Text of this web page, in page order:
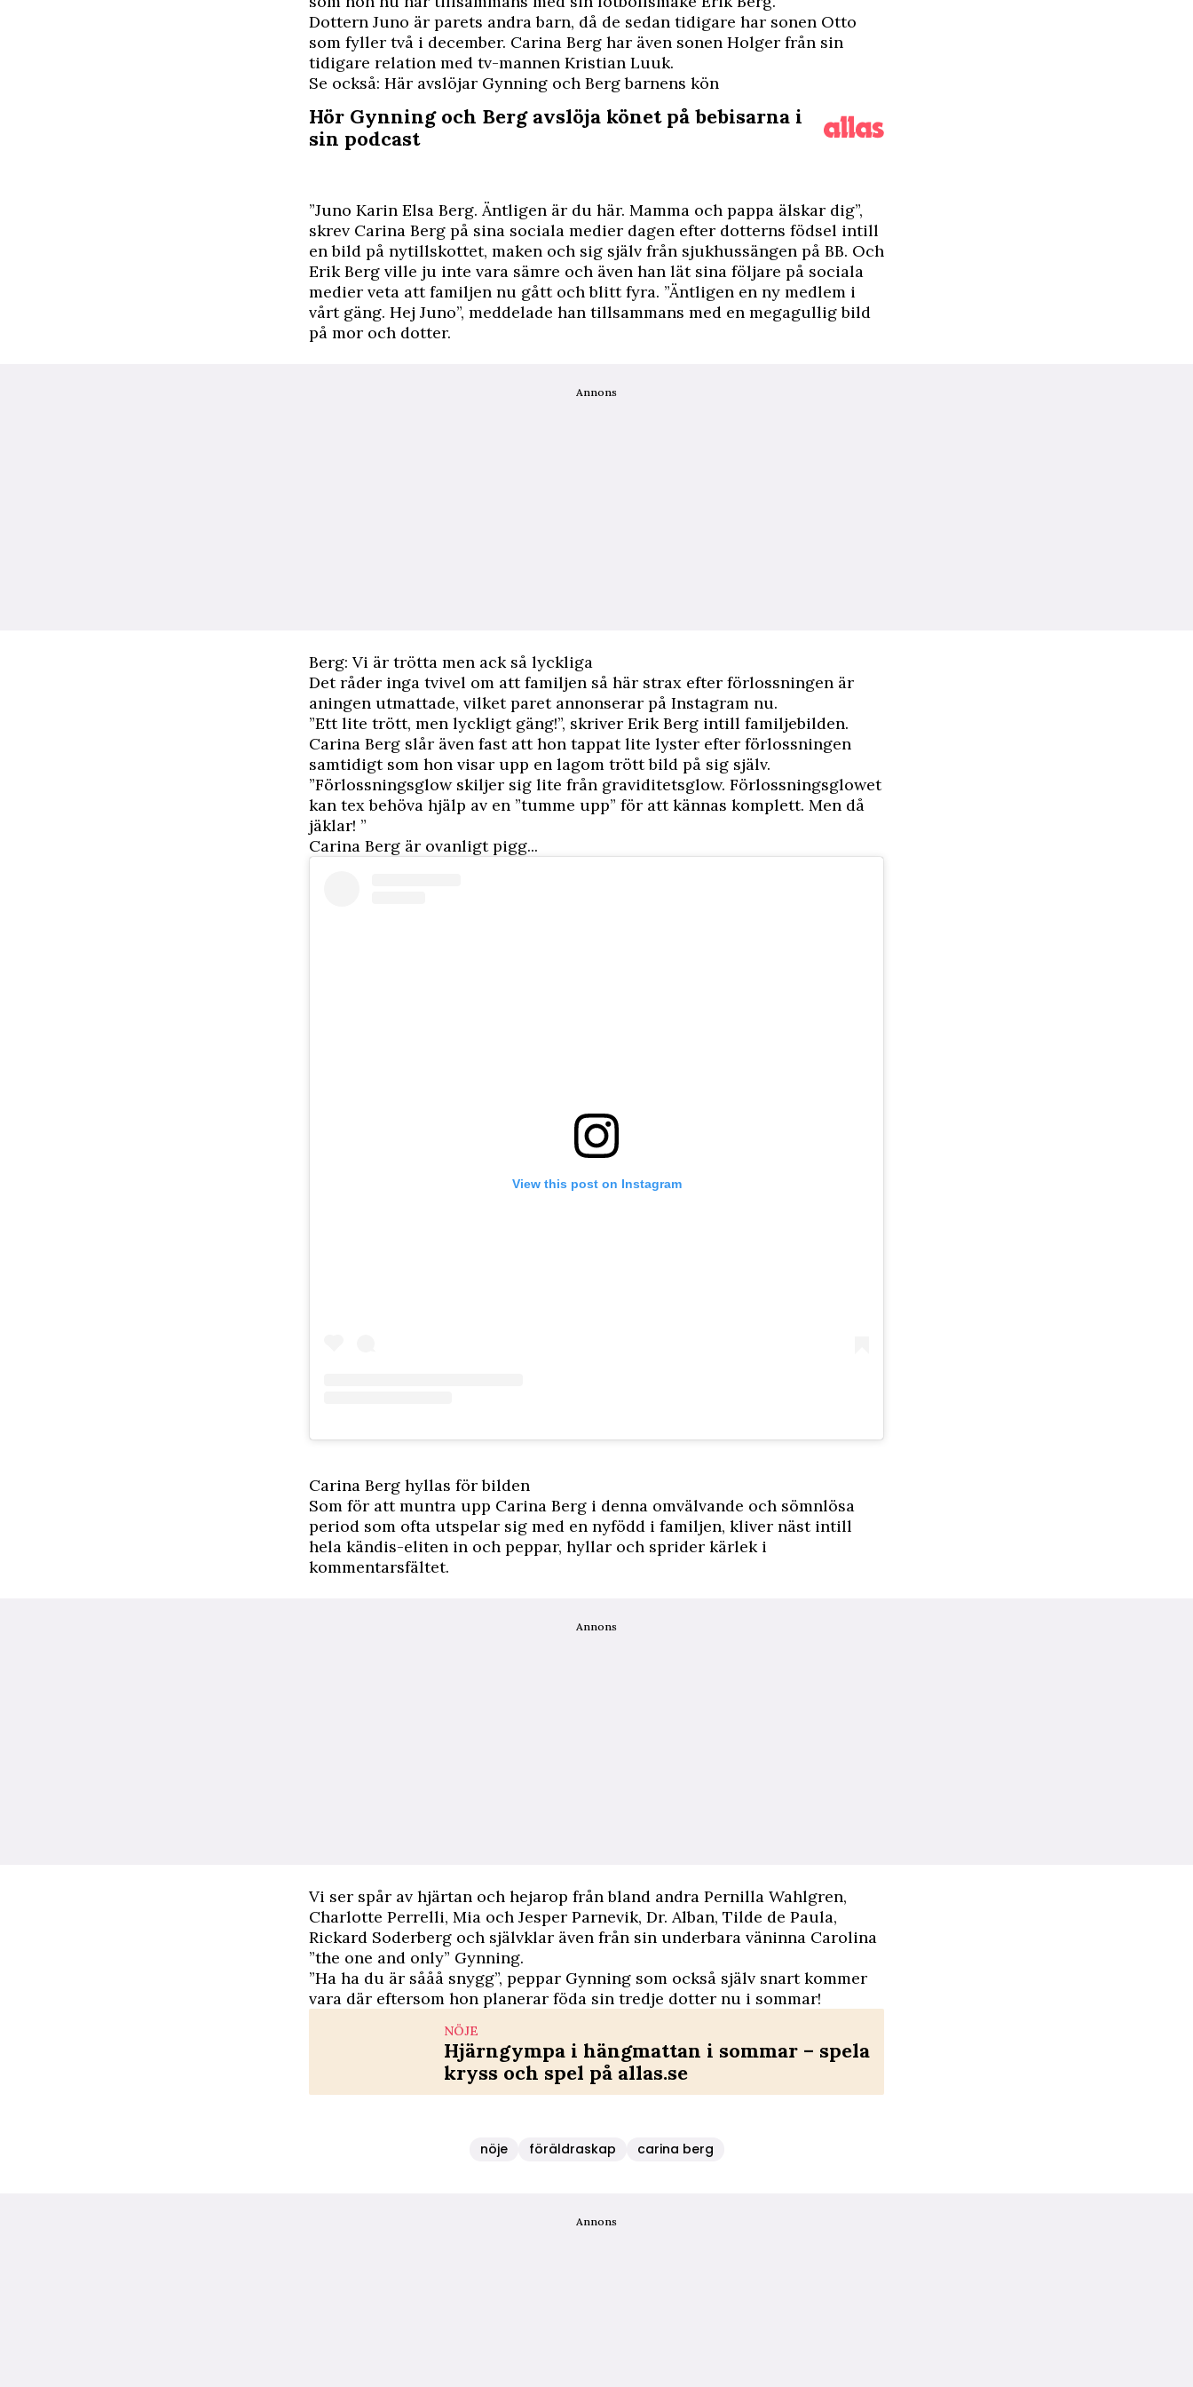
Dottern Juno är parets andra barn, då de sedan tidigare har sonen Otto
som fyller två i december. Carina Berg har även sonen Holger från sin
tidigare relation med tv-mannen Kristian Luuk.
Se också: Här avslöjar Gynning och Berg barnens kön
Hör Gynning och Berg avslöja könet på bebisarna i
sin podcast
”Juno Karin Elsa Berg. Äntligen är du här. Mamma och pappa älskar dig”,
skrev Carina Berg på sina sociala medier dagen efter dotterns födsel intill
en bild på nytillskottet, maken och sig själv från sjukhussängen på BB. Och
Erik Berg ville ju inte vara sämre och även han lät sina följare på sociala
medier veta att familjen nu gått och blitt fyra. ”Äntligen en ny medlem i
vårt gäng. Hej Juno”, meddelade han tillsammans med en megagulligbild
på mor och dotter.
Annons
Berg: Vi är trötta men ack så lyckliga
Det råder inga tvivel om att familjen så här strax efter förlossningen är
aningen utmattade, vilket paret annonserar på Instagram nu.
”Ett lite trött, men lyckligt gäng!”, skriver Erik Berg intill familjebilden.
Carina Berg slår även fast att hon tappat lite lyster efter förlossningen
samtidigt som hon visar upp en lagom trött bild på sig själv.
”Förlossningsglow skiljer sig lite från graviditetsglow. Förlossningsglowet
kan tex behöva hjälp av en ”tumme upp” för att kännas komplett. Men då
jäklar! ”
Carina Berg är ovanligt pigg...
View this post on Instagram
Carina Berg hyllas för bilden
Som för att muntra upp Carina Berg i denna omvälvande och sömnlösa
period som ofta utspelar sig med en nyfödd i familjen, kliver näst intill
hela kändis-eliten in och peppar, hyllar och sprider kärlek i
kommentarsfältet.
Annons
Vi ser spår av hjärtan och hejarop från bland andra Pernilla Wahlgren,
Charlotte Perrelli, Mia och Jesper Parnevik, Dr. Alban, Tilde de Paula,
Rickard Soderberg och självklar även från sin underbara väninna Carolina
”the one and only” Gynning.
”Ha ha du är sååå snygg”, peppar Gynning som också själv snart kommer
vara där eftersom hon planerar föda sin tredje dotter nu i sommar!
NÖJE
Hjärngympa i hängmattan i sommar – spela
kryss och spel på allas.se
nöje föräldraskap carina berg
Annons